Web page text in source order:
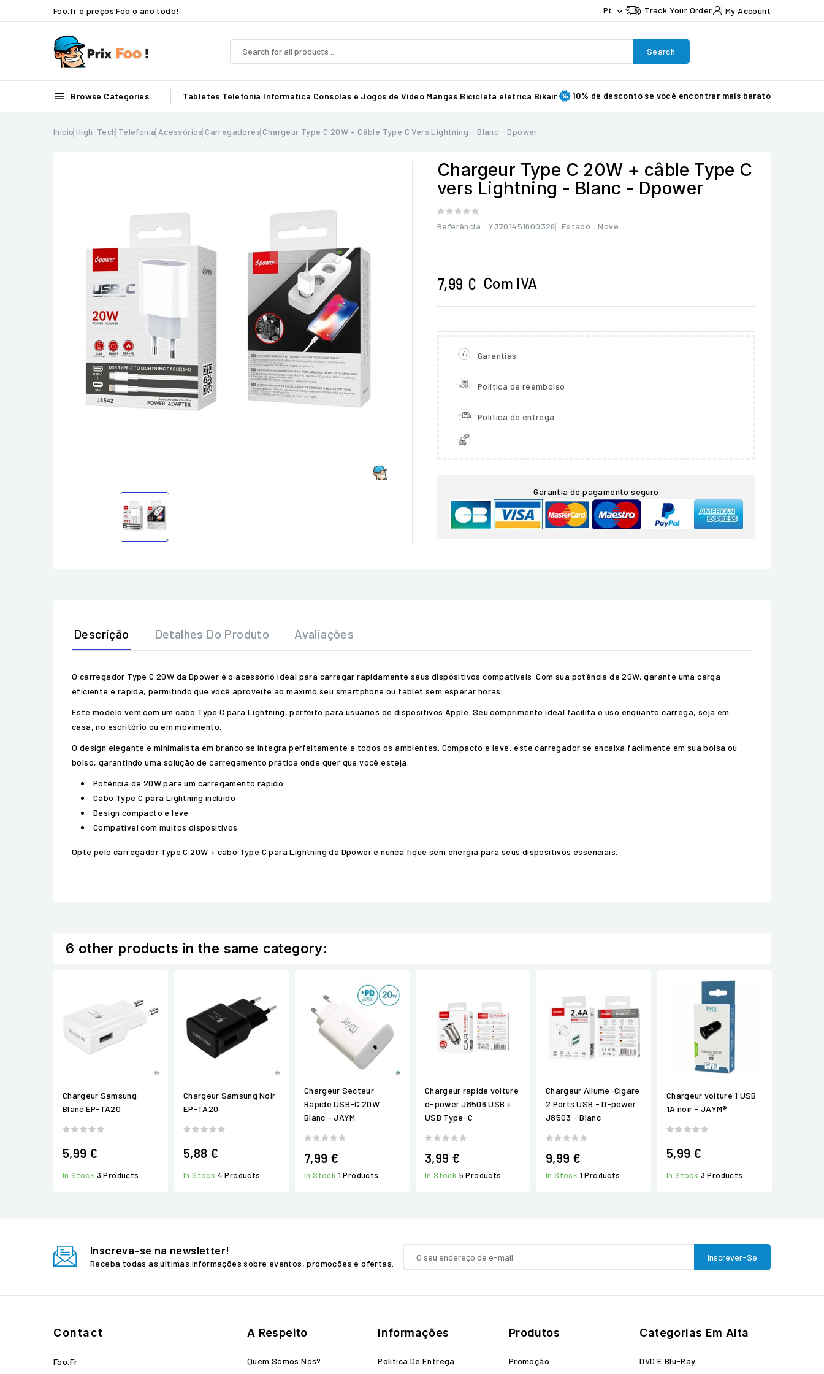
Foo.fr é preços Foo o ano todo! Pt  Track Your Order My Account
Search
 Browse Categories Tabletes Telefonia Informatica Consolas e Jogos de Vídeo Mangás Bicicleta elétrica Bikair 10% de desconto se você encontrar mais barato
Início High-Tech Telefonia Acessórios Carregadores Chargeur Type C 20W + Câble Type C Vers Lightning - Blanc - Dpower

Chargeur Type C 20W + câble Type C
vers Lightning - Blanc - Dpower
Referência : Y3701451600326 Estado : Nove
7,99 € Com IVA
Garantias
Política de reembolso
Política de entrega
Garantia de pagamento seguro
Descrição Detalhes Do Produto Avaliações
O carregador Type C 20W da Dpower é o acessório ideal para carregar rapidamente seus dispositivos compatíveis. Com sua potência de 20W, garante uma carga
eficiente e rápida, permitindo que você aproveite ao máximo seu smartphone ou tablet sem esperar horas.
Este modelo vem com um cabo Type C para Lightning, perfeito para usuários de dispositivos Apple. Seu comprimento ideal facilita o uso enquanto carrega, seja em
casa, no escritório ou em movimento.
O design elegante e minimalista em branco se integra perfeitamente a todos os ambientes. Compacto e leve, este carregador se encaixa facilmente em sua bolsa ou
bolso, garantindo uma solução de carregamento prática onde quer que você esteja.
Potência de 20W para um carregamento rápido
Cabo Type C para Lightning incluído
Design compacto e leve
Compatível com muitos dispositivos
Opte pelo carregador Type C 20W + cabo Type C para Lightning da Dpower e nunca fique sem energia para seus dispositivos essenciais.
6 other products in the same category:
Chargeur Samsung
Blanc EP-TA20
5,99 €
In Stock 3 Products
Chargeur Samsung Noir
EP-TA20
5,88 €
In Stock 4 Products
Chargeur Secteur
Rapide USB-C 20W
Blanc - JAYM
7,99 €
In Stock 1 Products
Chargeur rapide voiture
d-power J8506 USB +
USB Type-C
3,99 €
In Stock 5 Products
Chargeur Allume-Cigare
2 Ports USB - D-power
J8503 - Blanc
9,99 €
In Stock 1 Products
Chargeur voiture 1 USB
1A noir - JAYM®
5,99 €
In Stock 3 Products
Inscreva-se na newsletter!
Receba todas as últimas informações sobre eventos, promoções e ofertas.
Contact
Foo.fr
A Respeito
Quem Somos Nós?
Informações
Política De Entrega
Produtos
Promoção
Categorias Em Alta
DVD E Blu-Ray